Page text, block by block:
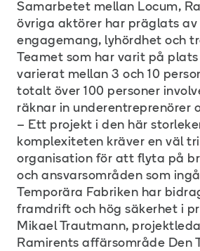
Samarbetet mellan Locum,
övriga aktörer har präglats av
engagemang, lyhördhet och
Teamet som har varit på plats
varierat mellan 3 och 10
totalt över 100 personer
räknar in underentreprenörer
– Ett projekt i den här
komplexiteten kräver en väl
organisation för att flyta på
och ansvarsområden som
Temporära Fabriken har
framdrift och hög säkerhet i
Mikael Trautmann,
Ramirents affärsområde Den